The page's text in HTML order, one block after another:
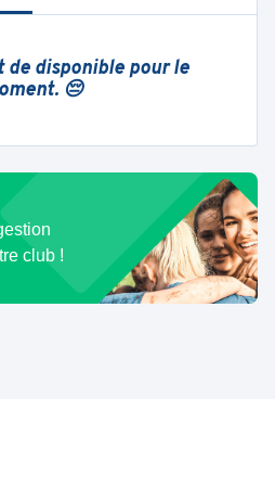
de disponible pour le
😔
club !